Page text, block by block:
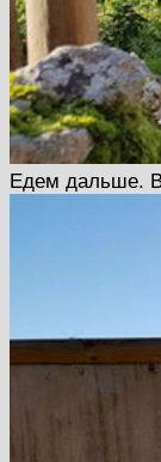
Едем дальше.